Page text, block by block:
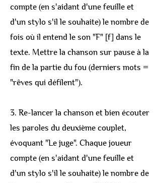
compte (en s'aidant d'une feuille et
d'un stylo s'il le souhaite) le nombre de
fois où il entend le son "F" [f] dans le
texte. Mettre la chanson sur pause à la
fin de la partie du fou (derniers mots =
"rêves qui défilent").
3. Re-lancer la chanson et bien écouter
les paroles du deuxième couplet,
évoquant "Le juge". Chaque joueur
compte (en s'aidant d'une feuille et
d'un stylo s'il le souhaite) le nombre de